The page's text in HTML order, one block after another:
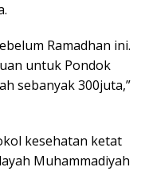
Ramadhan ini.
untuk Pondok
sebanyak 300juta,”
kesehatan ketat
Muhammadiyah